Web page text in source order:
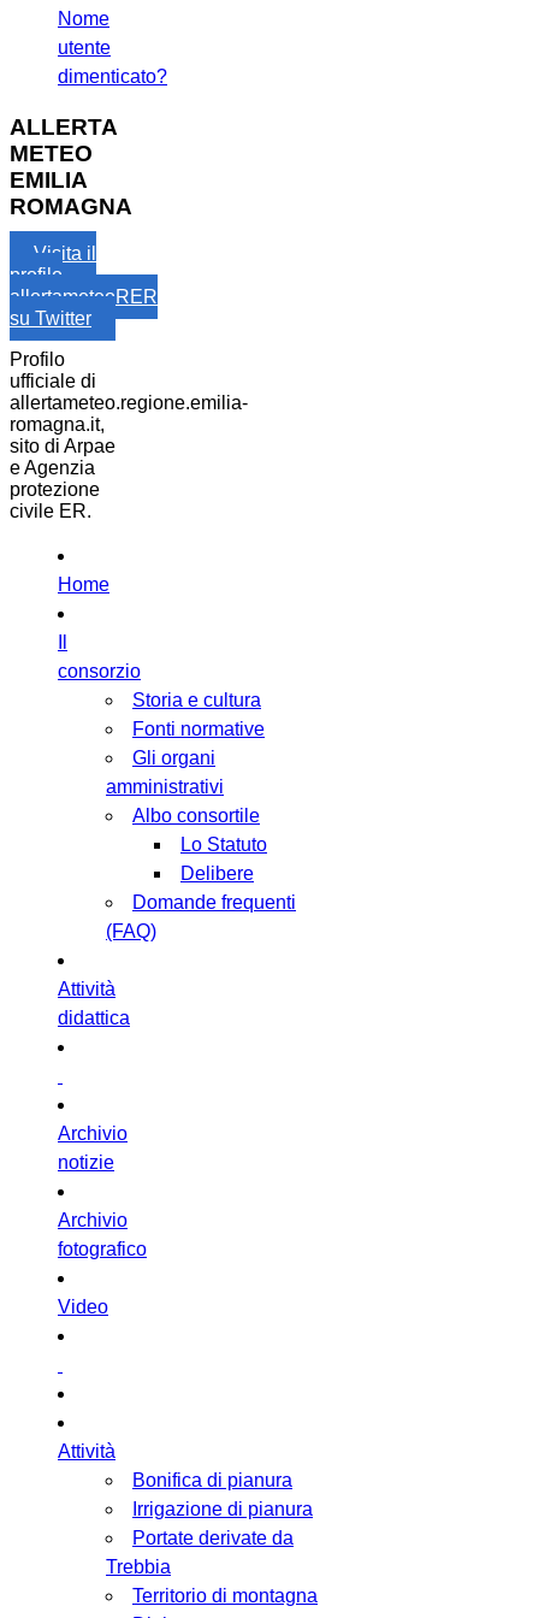
Nome
utente
dimenticato?
ALLERTA
METEO
EMILIA
ROMAGNA
Visita il
profilo
allertameteoRER
su Twitter
Profilo
ufficiale di
allertameteo.regione.emilia-
romagna.it,
sito di Arpae
e Agenzia
protezione
civile ER.
Home
consorzio
Storia e cultura
Fonti normative
Gli organi
amministrativi
Albo consortile
Lo Statuto
Delibere
Domande frequenti
(FAQ)
Attività
didattica
Archivio
notizie
Archivio
fotografico
Video
Attività
Bonifica di pianura
Irrigazione di pianura
Portate derivate da
Trebbia
Territorio di montagna